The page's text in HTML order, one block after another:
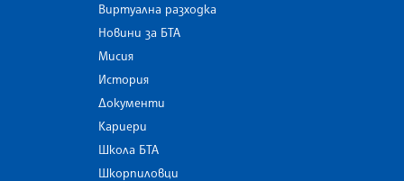
Виртуална разходка
Новини за БТА
Мисия
История
Документи
Кариери
Школа БТА
Шкорпиловци